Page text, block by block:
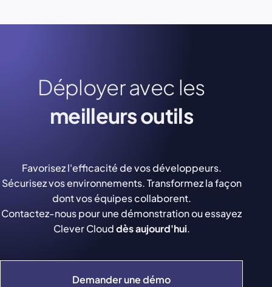
Déployer avec les
meilleurs outils
Demander une démo
Favorisez l'efficacité de vos développeurs.
Sécurisez vos environnements. Transformez la façon
dont vos équipes collaborent.
Contactez-nous pour une démonstration ou essayez
Clever Clouddès aujourd'hui.